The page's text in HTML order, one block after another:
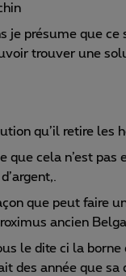
je présume que
trouver une
qu’il retire les
que cela n’est
que peut faire
ancien
le dite ci la
des année que sa